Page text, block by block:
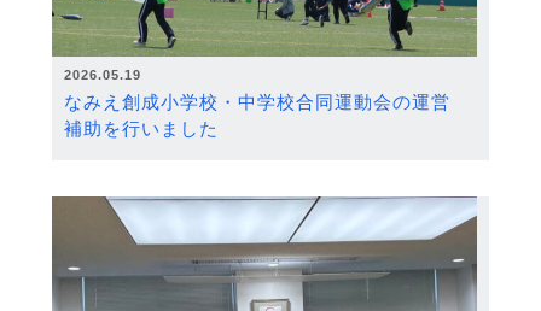
2026.05.19
なみえ創成小学校・中学校合同運動会の運営
補助を行いました